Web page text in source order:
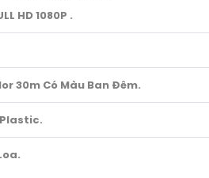
HD 1080P .
30m Có Màu Ban Ðêm.